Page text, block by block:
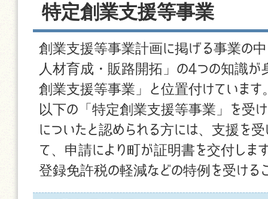
特定創業支援等事業
創業支援等事業計画に掲げる事業の
人材育成・販路開拓」の4つの知識が
創業支援等事業」と位置付けています
以下の「特定創業支援等事業」を受
についたと認められる方には、支援を
て、申請により町が証明書を交付しま
登録免許税の軽減などの特例を受ける